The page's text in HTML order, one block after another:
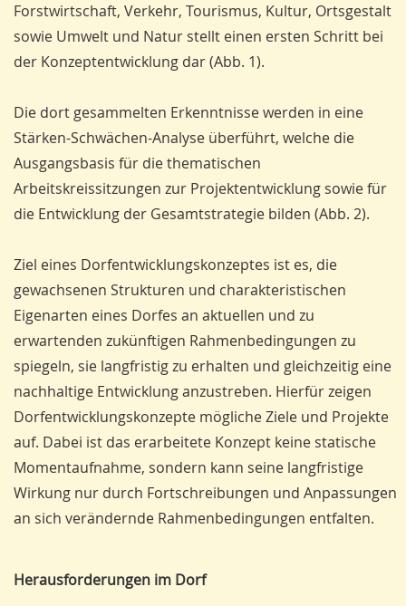
Forstwirtschaft, Verkehr, Tourismus, Kultur, Ortsgestalt
sowie Um­welt und Natur stellt einen ersten Schritt bei
der Konzeptentwicklung dar (Abb. 1).
Die dort gesammelten Er­kenntnisse werden in eine
Stärken-Schwächen-Analyse überführt, welche die
Ausgangsbasis für die thematischen
Arbeitskreissitzungen zur Projektentwicklung sowie für
die Entwicklung der Gesamtstrategie bilden (Abb. 2).
Ziel eines Dorfentwicklungskonzeptes ist es, die
gewachsenen Strukturen und charakteristischen
Eigenarten eines Dorfes an aktuellen und zu
erwartenden zukünftigen Rahmenbedingungen zu
spiegeln, sie langfristig zu erhalten und gleichzeitig eine
nachhaltige Entwicklung anzustreben. Hierfür zeigen
Dorfentwicklungskonzepte mögliche Ziele und Projekte
auf. Dabei ist das erarbeitete Konzept keine statische
Momentaufnahme, sondern kann seine langfris­tige
Wirkung nur durch Fortschreibungen und Anpassungen
an sich verändernde Rahmenbedingungen entfalten.
Herausforderungen im Dorf